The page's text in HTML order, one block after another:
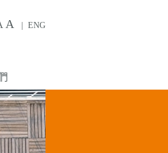
A ENG